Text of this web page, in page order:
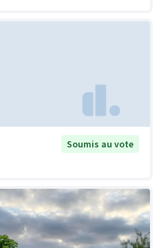
Soumis au vote